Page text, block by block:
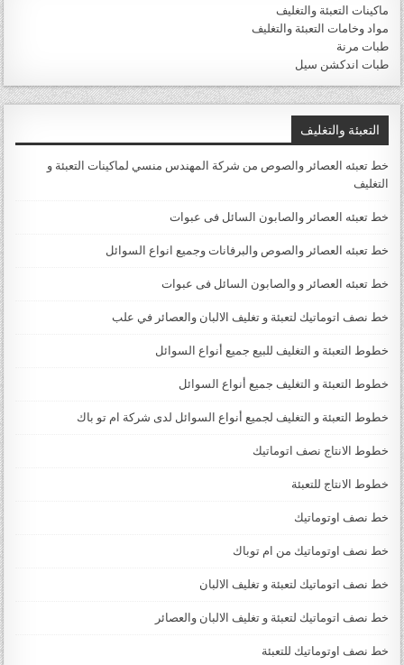
ماكينات التعبئة والتغليف
مواد وخامات التعبئة والتغليف
طبات مرنة
طبات اندكشن سيل
التعبئة والتغليف
خط تعبئه العصائر والصوص من شركة المهندس منسي لماكينات التعبئة و
التغليف
خط تعبئه العصائر والصابون السائل فى عبوات
خط تعبئه العصائر والصوص والبرفانات وجميع انواع السوائل
خط تعبئه العصائر و والصابون السائل فى عبوات
خط نصف اتوماتيك لتعبئة و تغليف الالبان والعصائر في علب
خطوط التعبئة و التغليف للبيع جميع أنواع السوائل
خطوط التعبئة و التغليف جميع أنواع السوائل
خطوط التعبئة و التغليف لجميع أنواع السوائل لدى شركة ام تو باك
خطوط الانتاج نصف اتوماتيك
خطوط الانتاج للتعبئة
خط نصف اوتوماتيك
خط نصف اوتوماتيك من ام توباك
خط نصف اتوماتيك لتعبئة و تغليف الالبان
خط نصف اتوماتيك لتعبئة و تغليف الالبان والعصائر
خط نصف اوتوماتيك للتعبئة